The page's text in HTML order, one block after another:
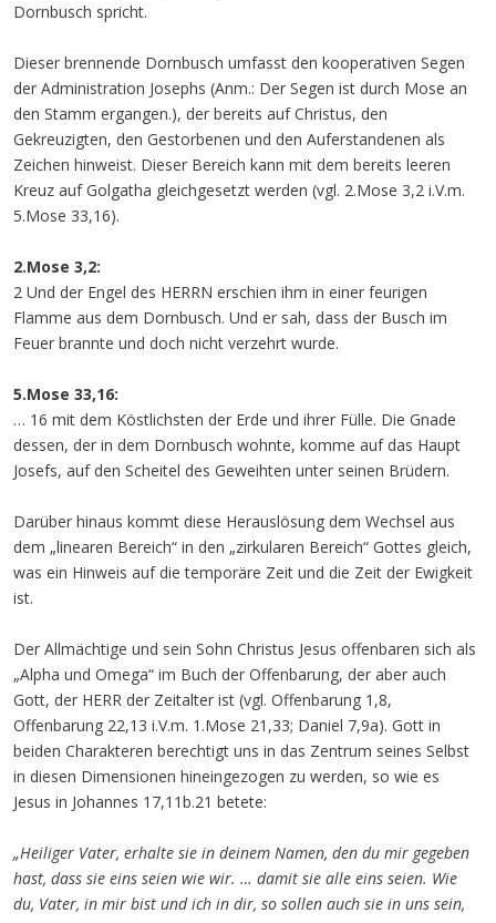
Dornbusch spricht.
Dieser brennende Dornbusch umfasst den kooperativen Segen
der Administration Josephs (Anm.: Der Segen ist durch Mose an
den Stamm ergangen.), der bereits auf Christus, den
Gekreuzigten, den Gestorbenen und den Auferstandenen als
Zeichen hinweist. Dieser Bereich kann mit dem bereits leeren
Kreuz auf Golgatha gleichgesetzt werden (vgl. 2.Mose 3,2 i.V.m.
5.Mose 33,16).
2.Mose 3,2:
2 Und der Engel des HERRN erschien ihm in einer feurigen
Flamme aus dem Dornbusch. Und er sah, dass der Busch im
Feuer brannte und doch nicht verzehrt wurde.
5.Mose 33,16:
… 16 mit dem Köstlichsten der Erde und ihrer Fülle. Die Gnade
dessen, der in dem Dornbusch wohnte, komme auf das Haupt
Josefs, auf den Scheitel des Geweihten unter seinen Brüdern.
Darüber hinaus kommt diese Herauslösung dem Wechsel aus
dem „linearen Bereich“ in den „zirkularen Bereich“ Gottes gleich,
was ein Hinweis auf die temporäre Zeit und die Zeit der Ewigkeit
ist.
Der Allmächtige und sein Sohn Christus Jesus offenbaren sich als
„Alpha und Omega“ im Buch der Offenbarung, der aber auch
Gott, der HERR der Zeitalter ist (vgl. Offenbarung 1,8,
Offenbarung 22,13 i.V.m. 1.Mose 21,33; Daniel 7,9a). Gott in
beiden Charakteren berechtigt uns in das Zentrum seines Selbst
in diesen Dimensionen hineingezogen zu werden, so wie es
Jesus in Johannes 17,11b.21 betete:
„Heiliger Vater, erhalte sie in deinem Namen, den du mir gegeben
hast, dass sie eins seien wie wir. … damit sie alle eins seien. Wie
du, Vater, in mir bist und ich in dir, so sollen auch sie in uns sein,